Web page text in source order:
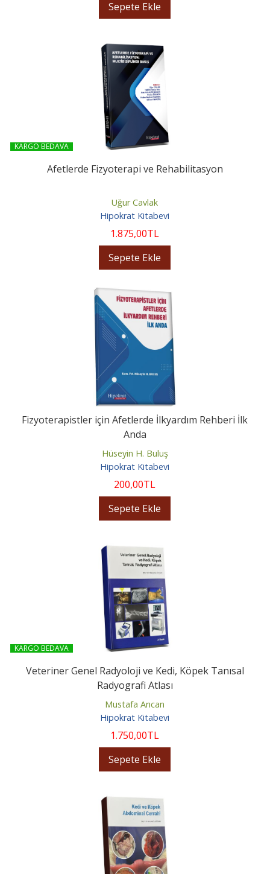
Sepete Ekle
KARGO BEDAVA
Afetlerde Fizyoterapi ve Rehabilitasyon
Uğur Cavlak
Hipokrat Kitabevi
1.875,00TL
Sepete Ekle
Fizyoterapistler için Afetlerde İlkyardım Rehberi İlk
Anda
Hüseyin H. Buluş
Hipokrat Kitabevi
200,00TL
Sepete Ekle
KARGO BEDAVA
Veteriner Genel Radyoloji ve Kedi, Köpek Tanısal
Radyografi Atlası
Mustafa Arıcan
Hipokrat Kitabevi
1.750,00TL
Sepete Ekle